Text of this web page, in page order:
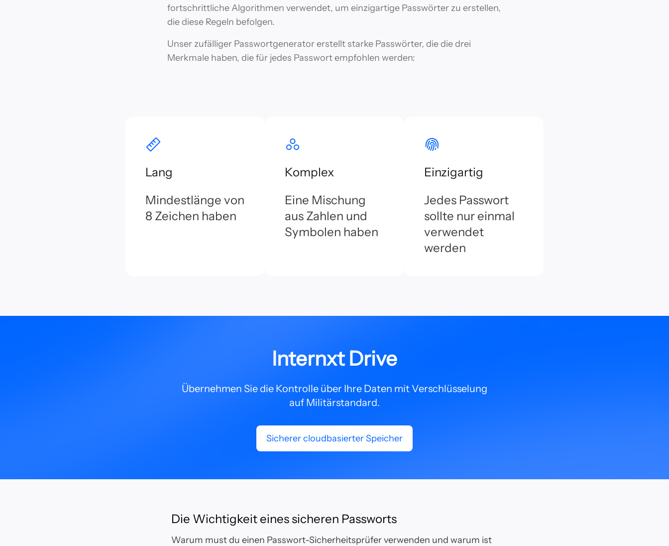
fortschrittliche Algorithmen verwendet, um einzigartige Passwörter zu erstellen,
die diese Regeln befolgen.
Unser zufälliger Passwortgenerator erstellt starke Passwörter, die die drei
Merkmale haben, die für jedes Passwort empfohlen werden:
Lang
Mindestlänge von
8 Zeichen haben
Komplex
Eine Mischung
aus Zahlen und
Symbolen haben
Einzigartig
Jedes Passwort
sollte nur einmal
verwendet
werden
Internxt Drive
Übernehmen Sie die Kontrolle über Ihre Daten mit Verschlüsselung
auf Militärstandard.
Sicherer cloudbasierter Speicher
Die Wichtigkeit eines sicheren Passworts
Warum must du einen Passwort-Sicherheitsprüfer verwenden und warum ist